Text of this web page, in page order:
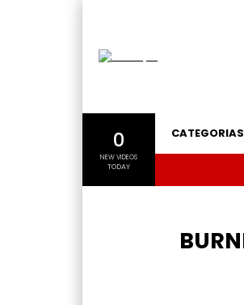
0
NEW VIDEOS
TODAY
CATEGORIAS